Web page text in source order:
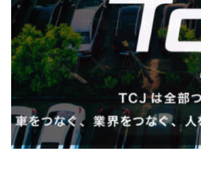
カテゴリから選ぶ
メーカーから選ぶ
ガレージ機器
補助金で購入